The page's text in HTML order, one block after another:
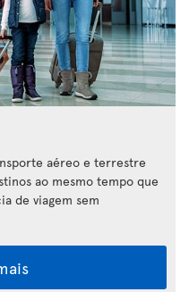
aéreo e terrestre
ao mesmo tempo que
de viagem sem